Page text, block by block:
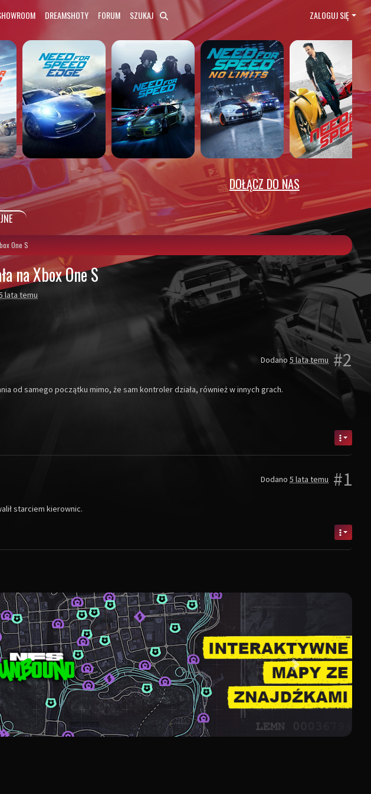
DREAMSHOTY FORUM SZUKAJ ZALOGUJ SIĘ
DOŁĄCZ DO NAS
One S
na Xbox One S
lata temu
Dodano 5 lata temu #2
od samego początku mimo, że sam kontroler działa, również w innych grach.
Dodano 5 lata temu #1
starciem kierownic.
Następny